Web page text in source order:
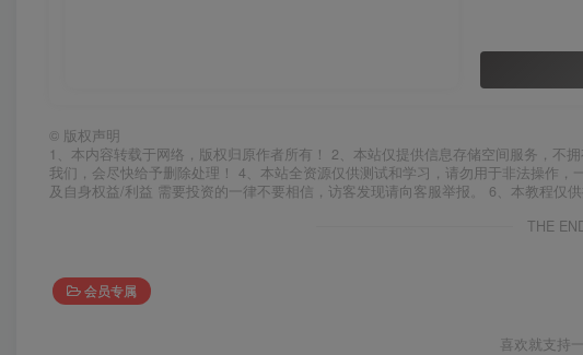
© 版权声明
1、本内容转载于网络，版权归原作者所有！ 2、本站仅提供信息存储空间服务，不
我们，会尽快给予删除处理！ 4、本站全资源仅供测试和学习，请勿用于非法操作
及自身权益/利益 需要投资的一律不要相信，访客发现请向客服举报。 6、本教程仅
THE
会员专属
喜欢就支持